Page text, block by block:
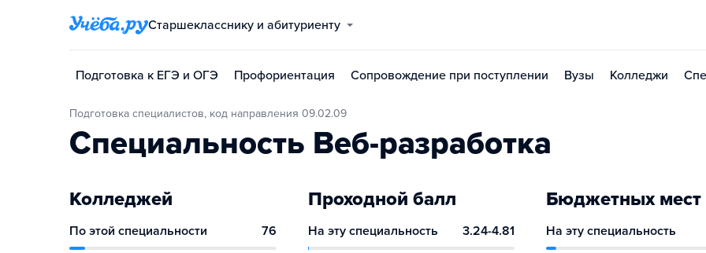
Старшекласснику и абитуриенту
Подготовка к ЕГЭ и ОГЭ Профориентация Сопровождение при поступлении Вузы Колледжи
Подготовка специалистов, код направления 09.02.09
Специальность Веб-разработка
Колледжей
По этой специальности 76
Проходной балл
На эту специальность 3.24-4.81
Бюджетных мест
На эту специальность